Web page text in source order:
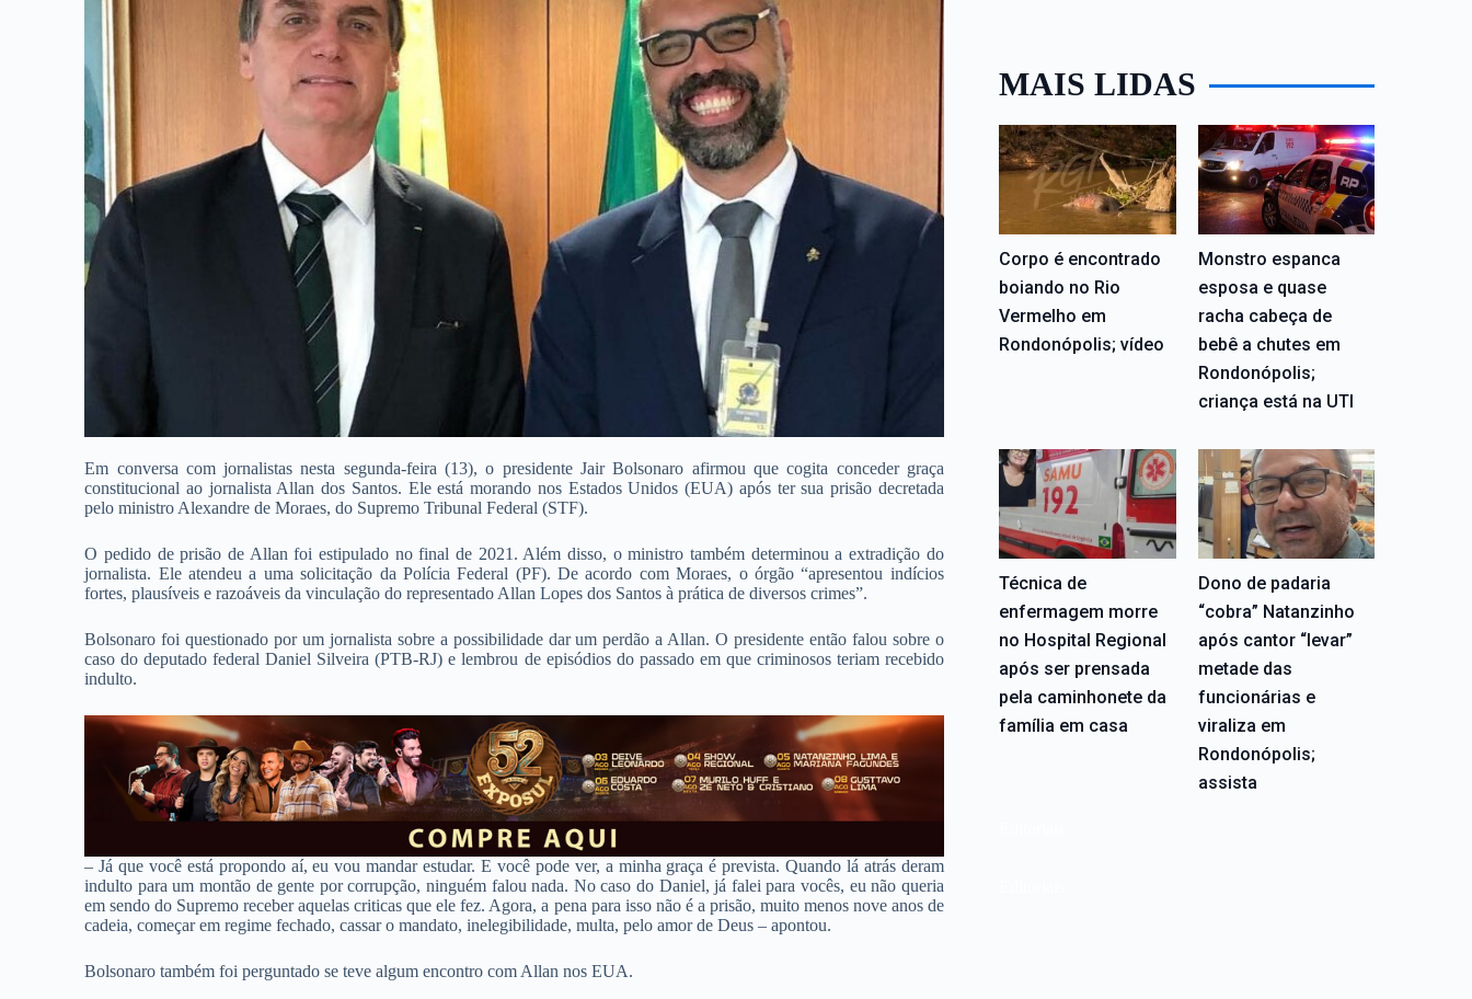
Em conversa com jornalistas nesta segunda-feira (13), o presidente Jair Bolsonaro afirmou que cogita conceder graça
constitucional ao jornalista Allan dos Santos. Ele está morando nos Estados Unidos (EUA) após ter sua prisão decretada
pelo ministro Alexandre de Moraes, do Supremo Tribunal Federal (STF).
O pedido de prisão de Allan foi estipulado no final de 2021. Além disso, o ministro também determinou a extradição do
jornalista. Ele atendeu a uma solicitação da Polícia Federal (PF). De acordo com Moraes, o órgão “apresentou indícios
fortes, plausíveis e razoáveis da vinculação do representado Allan Lopes dos Santos à prática de diversos crimes”.
Bolsonaro foi questionado por um jornalista sobre a possibilidade dar um perdão a Allan. O presidente então falou sobre o
caso do deputado federal Daniel Silveira (PTB-RJ) e lembrou de episódios do passado em que criminosos teriam recebido
indulto.
– Já que você está propondo aí, eu vou mandar estudar. E você pode ver, a minha graça é prevista. Quando lá atrás deram
indulto para um montão de gente por corrupção, ninguém falou nada. No caso do Daniel, já falei para vocês, eu não queria
em sendo do Supremo receber aquelas criticas que ele fez. Agora, a pena para isso não é a prisão, muito menos nove anos de
cadeia, começar em regime fechado, cassar o mandato, inelegibilidade, multa, pelo amor de Deus – apontou.
Bolsonaro também foi perguntado se teve algum encontro com Allan nos EUA.
MAIS LIDAS
Corpo é encontrado
boiando no Rio
Vermelho em
Rondonópolis; vídeo
Monstro espanca
esposa e quase
racha cabeça de
bebê a chutes em
Rondonópolis;
criança está na UTI
Técnica de
enfermagem morre
no Hospital Regional
após ser prensada
pela caminhonete da
família em casa
Dono de padaria
“cobra” Natanzinho
após cantor “levar”
metade das
funcionárias e
viraliza em
Rondonópolis;
assista